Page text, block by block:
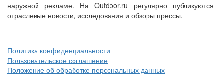
наружной рекламе. На Outdoor.ru регулярно публикуются
отраслевые новости, исследования и обзоры прессы.
Политика конфиденциальности
Пользовательское соглашение
Положение об обработке персональных данных